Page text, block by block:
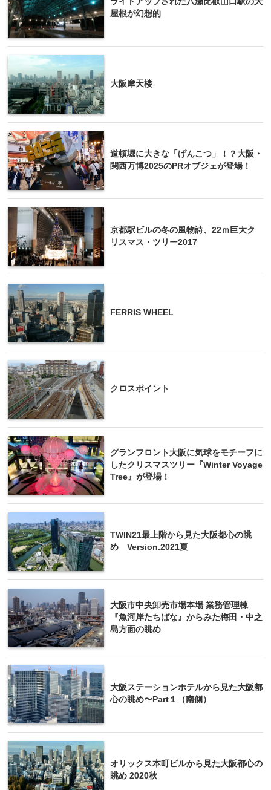
屋根が幻想的
大阪摩天楼
道頓堀に大きな「げんこつ」！？大阪・
関西万博2025のPRオブジェが登場！
京都駅ビルの冬の風物詩、22ｍ巨大ク
リスマス・ツリー2017
FERRIS WHEEL
クロスポイント
グランフロント大阪に気球をモチーフに
したクリスマスツリー『Winter Voyage
Tree』が登場！
TWIN21最上階から見た大阪都心の眺
め Version.2021夏
大阪市中央卸売市場本場 業務管理棟
『魚河岸たちばな』からみた梅田・中之
島方面の眺め
大阪ステーションホテルから見た大阪都
心の眺め〜Part１（南側）
オリックス本町ビルから見た大阪都心の
眺め 2020秋